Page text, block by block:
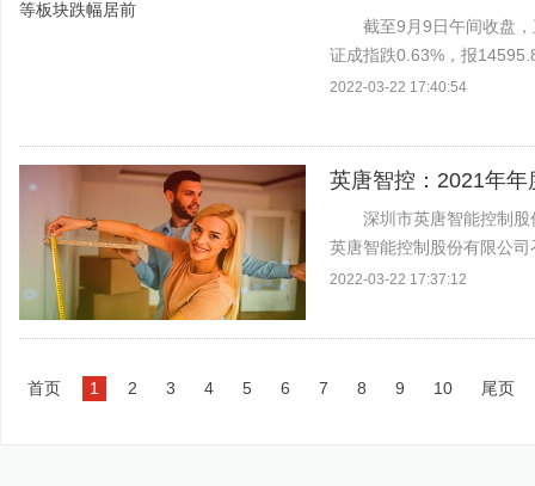
截至9月9日午间收盘
证成指跌0.63%，报
务，可燃冰，煤炭开采加
2022-03-22 17:40:54
英唐智控：2021年
深圳市英唐智能控制
英唐智能控制股份有限公
2021年年度报告及摘要。
2022-03-22 17:37:12
首页 1 2 3 4 5 6 7 8 9 10 尾页